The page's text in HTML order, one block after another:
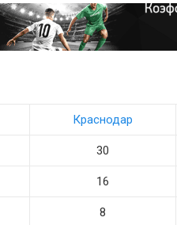
Краснодар
30
16
8